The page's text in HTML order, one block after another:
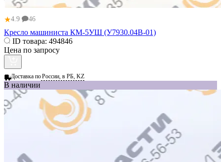
★4.9 46
Кресло машиниста КМ-5УШ (У7930.04В-01)
ID товара: 494846
Цена по запросу
Доставка поРоссии, в РБ, KZ
В наличии